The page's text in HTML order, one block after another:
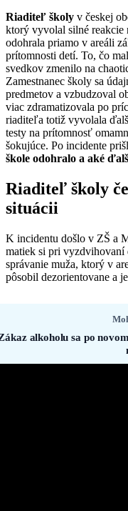
Riaditeľ školy v českej
ktorý vyvolal silné reakcie
odohrala priamo v areáli
prítomnosti detí. To, čo
svedkov zmenilo na
Zamestnanec školy sa
predmetov a vzbudzoval
viac zdramatizovala po
riaditeľa totiž vyvolala
testy na prítomnosť
šokujúce. Po incidente
škole odohralo a aké
Riaditeľ školy
situácii
K incidentu došlo v ZŠ a
matiek si pri
správanie muža, ktorý v
pôsobil dezorientovane a
alkoholu sa po